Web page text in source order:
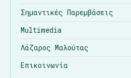
Σημαντικές Παρεμβάσεις
Multimedia
Λάζαρος Μαλούτας
Επικοινωνία